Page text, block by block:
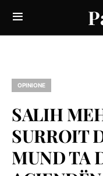
OPINIONE
SALIH
SURROIT
MUND TA